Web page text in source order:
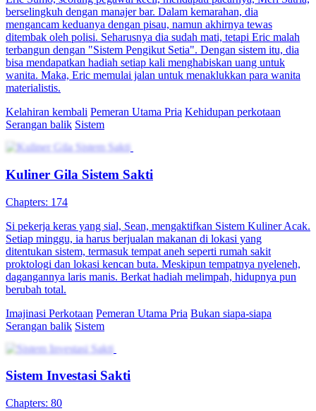
Jadi Dewa Pedang Berkat Sistem
83 Episodes
Sergy jatuh cinta pada wanita iblis, tak sengaja mengaktifkan sistem
absensi harian. Tinggal bersama istrinya, dia terus presensi sistem
dan meningkatkan kekuatan. Untuk bersatu kembali dengan istrinya
dan membantu kakaknya, dia menjelajahi Wilayah Kekacauan dan
menghancurkan Sekte Getih Hitam!
Identitas Tersembunyi Pemeran Utama Pria